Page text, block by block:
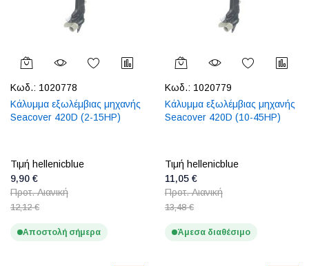
Κωδ.: 1020778
Κάλυμμα εξωλέμβιας μηχανής
Seacover 420D (2-15HP)
Τιμή hellenicblue
9,90 €
Προτ. Λιανική
12,12 €
Αποστολή σήμερα
Κωδ.: 1020779
Κάλυμμα εξωλέμβιας μηχανής
Seacover 420D (10-45HP)
Τιμή hellenicblue
11,05 €
Προτ. Λιανική
13,48 €
Άμεσα διαθέσιμο